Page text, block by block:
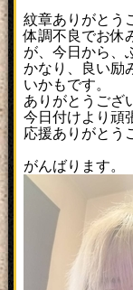
2019/10/04
2019/08/31
2019/08/31
2019/01/11
紋章ありがとう
体調不良でお休
が、今日から、
かなり、良い励
いかもです。
ありがとうござ
今日付けより頑
応援ありがとう
がんばります。